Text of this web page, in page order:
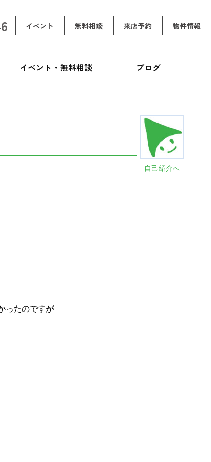
イベント 無料相談 来店予約 物件情報
イベント・無料相談 ブログ
自己紹介へ
ったのですが